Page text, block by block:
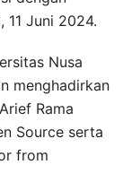
11 Juni 2024.
Nusa
menghadirkan
Rama
Source serta
from